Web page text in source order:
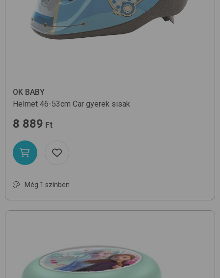
OK BABY
Helmet 46-53cm Car gyerek sisak
8 889 Ft
Még 1 színben